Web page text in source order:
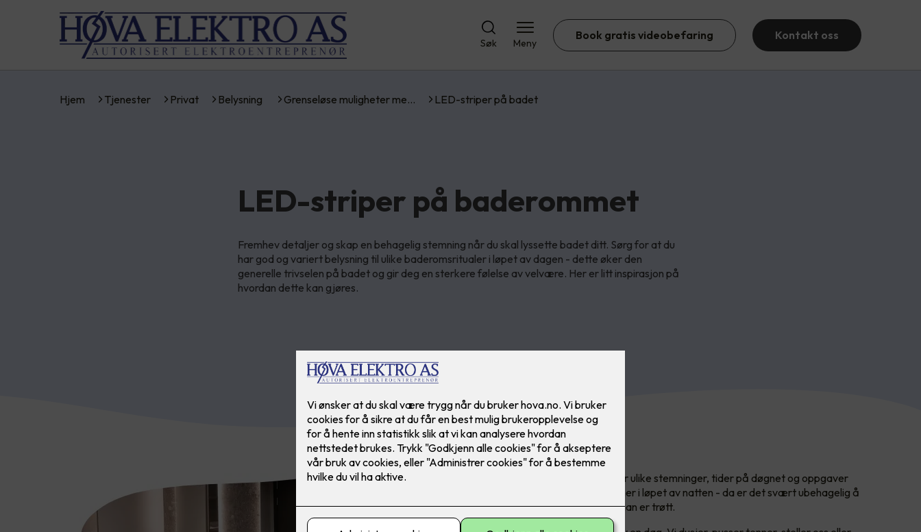
Søk Meny
Book gratis videobefaring Kontakt oss
Hjem Tjenester Privat Belysning Grenseløse muligheter me… LED-striper på badet
LED-striper på baderommet
Fremhev detaljer og skap en behagelig stemning når du skal lyssette badet ditt. Sørg for at du
har god og variert belysning til ulike baderomsritualer i løpet av dagen - dette øker den
generelle trivselen på badet og gir deg en sterkere følelse av velvære. Her er litt inspirasjon på
hvordan dette kan gjøres.
På baderommet er det viktig at vi belyser etter ulike stemninger, tider på døgnet og oppgaver
som skal utføres. Et eksempel er om man våkner i løpet av natten - da er det svært ubehagelig å
bli møtt av skarp flombelysning i ansiktet når man er trøtt.